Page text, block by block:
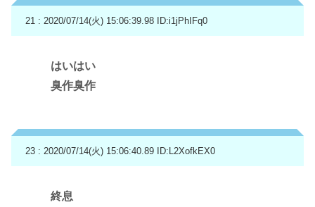
21 : 2020/07/14(火) 15:06:39.98 ID:i1jPhIFq0
はいはい
臭作臭作
23 : 2020/07/14(火) 15:06:40.89 ID:L2XofkEX0
終息